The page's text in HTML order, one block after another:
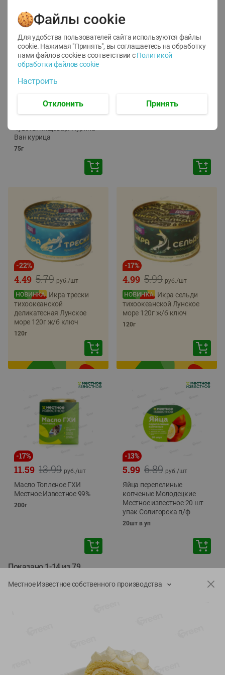
- 12
руб./шт
Ван курица
75г
ТОФУ Vegetus ТВЕРДЫЙ
-22%
5.79
4.49 руб./шт
Икра трески
тихоокеанской
деликатесная Лунское
море 120г ж/б ключ
120г
-17%
5.99
4.99 руб./шт
Икра сельди
тихоокеанской Лунское
море 120г ж/б ключ
120г
-17%
13.99
11.59 руб./шт
Масло Топленое ГХИ
Местное Известное 99%
200г
-13%
6.89
5.99 руб./шт
Яйца перепелиные
копченые Молодецкие
Местное известное 20 шт
упак Солигорска п/ф
20шт в уп
Показано 1-14 из 79
Местное Известное собственного производства
Файлы cookie
Для удобства пользователей сайта используются файлы
cookie. Нажимая "Принять", вы соглашаетесь на обработку
нами файлов cookie в соответствии с Политикой
обработки файлов cookie
Настроить
Отклонить Принять